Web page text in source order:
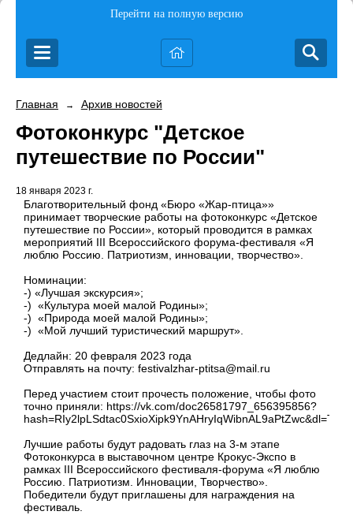
Перейти на полную версию
Главная → Архив новостей
Фотоконкурс "Детское
путешествие по России"
18 января 2023 г.
Благотворительный фонд «Бюро «Жар-птица»»
принимает творческие работы на фотоконкурс «Детское
путешествие по России», который проводится в рамках
мероприятий III Всероссийского форума-фестиваля «Я
люблю Россию. Патриотизм, инновации, творчество».
Номинации:
-) «Лучшая экскурсия»;
-) «Культура моей малой Родины»;
-) «Природа моей малой Родины»;
-) «Мой лучший туристический маршрут».
Дедлайн: 20 февраля 2023 года
Отправлять на почту: festivalzhar-ptitsa@mail.ru
Перед участием стоит прочесть положение, чтобы фото
точно приняли: https://vk.com/doc26581797_656395856?
Лучшие работы будут радовать глаз на 3-м этапе
Фотоконкурса в выставочном центре Крокус-Экспо в
рамках III Всероссийского фестиваля-форума «Я люблю
Россию. Патриотизм. Инновации, Творчество».
Победители будут приглашены для награждения на
фестиваль.